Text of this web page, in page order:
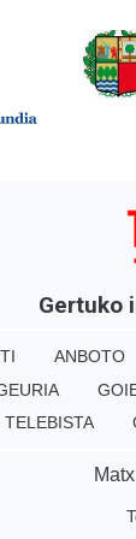
Gertuko
ANBOTO
Matx